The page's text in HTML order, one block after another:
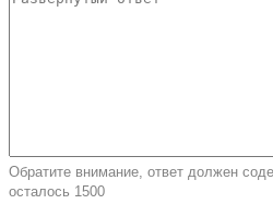
Обратите внимание, ответ должен
осталось 1500